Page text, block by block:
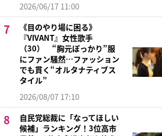
2026/06/17 11:00
《目のやり場に困る》
『VIVANT』女性歌手
（30） “胸元ぽっかり”服
にファン騒然…ファッション
でも貫く“オルタナティブス
タイル”
2026/08/07 17:10
自民党総裁に「なってほしい
候補」ランキング！3位高市